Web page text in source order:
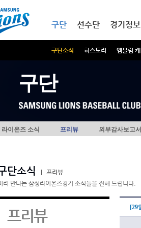
구단
구단소식 히스토리 엠블럼 캐
선수단 경기정보
구단
라이온즈 소식 프리뷰 외부감사보고서
단소식
프리뷰
리 만나는 삼성라이온즈경기 소식들을 전해 드립니다.
프리뷰 [29